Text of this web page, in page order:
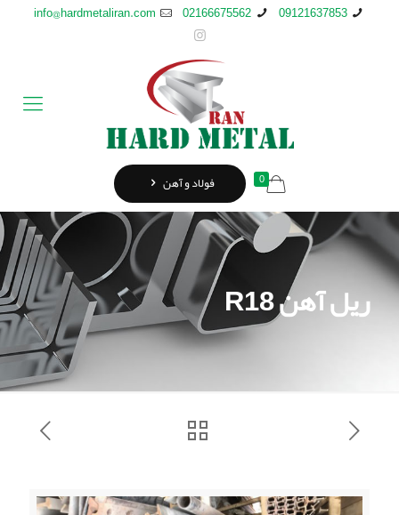
09121637853
02166675562
info@hardmetaliran.com
0 فولاد و آهن
ریل آهن R18